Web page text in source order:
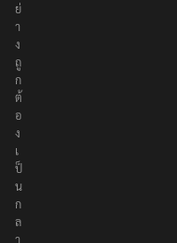
ย่
า
ง
ถู
ก
ต้
อ
ง
เ
ป็
น
ก
ล
า